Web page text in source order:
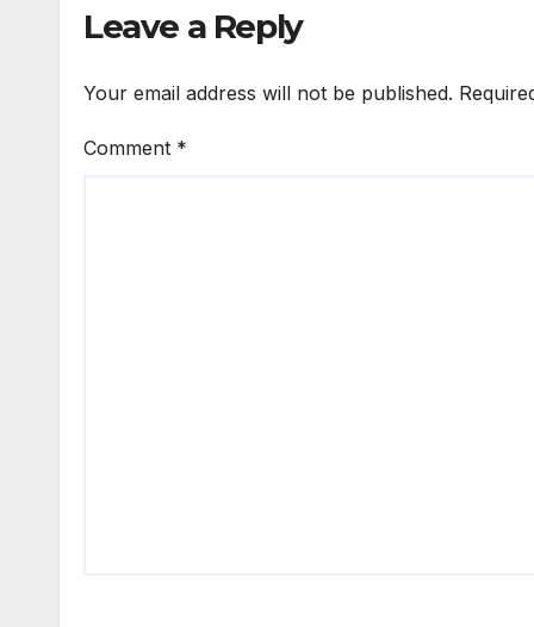
Leave a Reply
Your email address will not be published.
Comment *